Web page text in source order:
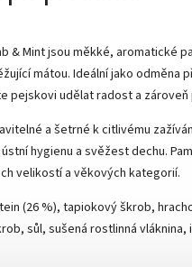
& Mint jsou měkké, aromatické
mátou. Ideální jako odměna
pejskovi udělat radost a
a šetrné k citlivému
hygienu a svěžest dechu.
velikostí a věkových kategorií.
(26 %), tapiokový škrob,
sůl, sušená rostlinná vláknina,